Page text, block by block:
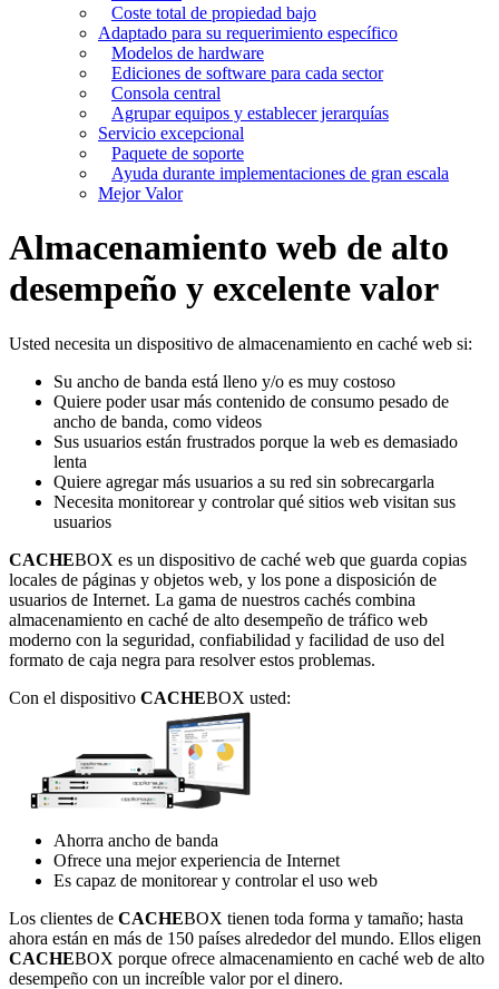
Coste total de propiedad bajo
Adaptado para su requerimiento específico
Modelos de hardware
Ediciones de software para cada sector
Consola central
Agrupar equipos y establecer jerarquías
Servicio excepcional
Paquete de soporte
Ayuda durante implementaciones de gran escala
Mejor Valor
Almacenamiento web de alto
desempeño y excelente valor
Usted necesita un dispositivo de almacenamiento en caché web si:
Su ancho de banda está lleno y/o es muy costoso
Quiere poder usar más contenido de consumo pesado de
ancho de banda, como videos
Sus usuarios están frustrados porque la web es demasiado
lenta
Quiere agregar más usuarios a su red sin sobrecargarla
Necesita monitorear y controlar qué sitios web visitan sus
usuarios
CACHEBOX es un dispositivo de caché web que guarda copias
locales de páginas y objetos web, y los pone a disposición de
usuarios de Internet. La gama de nuestros cachés combina
almacenamiento en caché de alto desempeño de tráfico web
moderno con la seguridad, confiabilidad y facilidad de uso del
formato de caja negra para resolver estos problemas.
Con el dispositivo CACHEBOX usted:
Ahorra ancho de banda
Ofrece una mejor experiencia de Internet
Es capaz de monitorear y controlar el uso web
Los clientes de CACHEBOX tienen toda forma y tamaño; hasta
ahora están en más de 150 países alrededor del mundo. Ellos eligen
CACHEBOX porque ofrece almacenamiento en caché web de alto
desempeño con un increíble valor por el dinero.